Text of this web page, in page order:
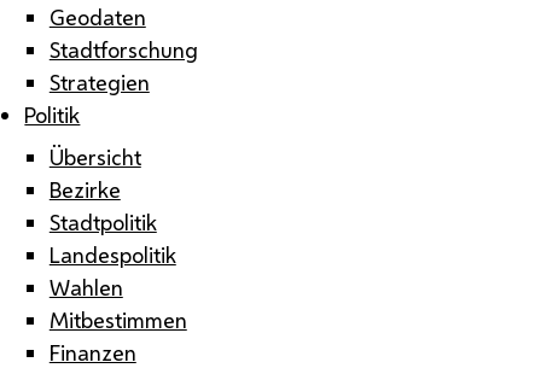
Geodaten
Stadtforschung
Strategien
Politik
Übersicht
Bezirke
Stadtpolitik
Landespolitik
Wahlen
Mitbestimmen
Finanzen